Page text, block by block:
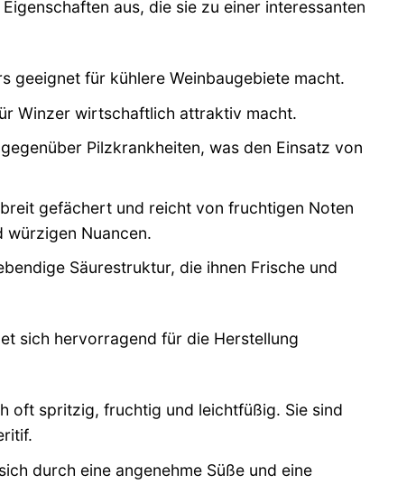
aus, die sie zu einer interessanten
geeignet für kühlere Weinbaugebiete macht.
Winzer wirtschaftlich attraktiv macht.
Pilzkrankheiten, was den Einsatz von
gefächert und reicht von fruchtigen Noten
würzigen Nuancen.
Säurestruktur, die ihnen Frische und
sich hervorragend für die Herstellung
oft spritzig, fruchtig und leichtfüßig. Sie sind
durch eine angenehme Süße und eine